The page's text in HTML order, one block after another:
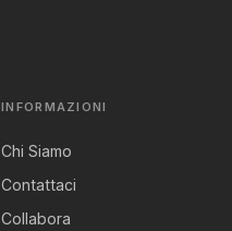
INFORMAZIONI
Chi Siamo
Contattaci
Collabora